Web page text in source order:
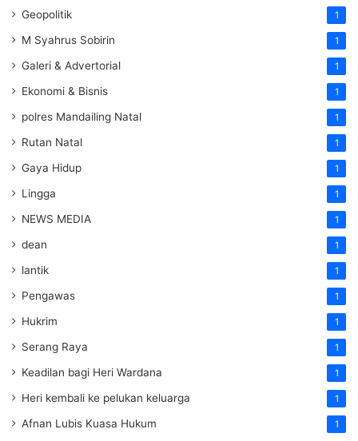
Geopolitik 1
M Syahrus Sobirin 1
Galeri & Advertorial 1
Ekonomi & Bisnis 1
polres Mandailing Natal 1
Rutan Natal 1
Gaya Hidup 1
Lingga 1
NEWS MEDIA 1
dean 1
lantik 1
Pengawas 1
Hukrim 1
Serang Raya 1
Keadilan bagi Heri Wardana 1
Heri kembali ke pelukan keluarga 1
Afnan Lubis Kuasa Hukum 1